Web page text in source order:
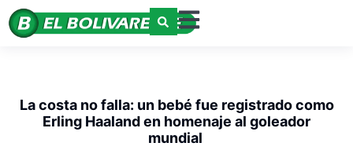
La costa no falla: un bebé fue registrado como
Erling Haaland en homenaje al goleador
mundial